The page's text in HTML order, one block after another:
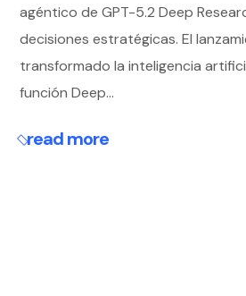
agéntico de GPT-5.2 Deep
decisiones estratégicas. El
transformado la inteligencia
función Deep...
read more